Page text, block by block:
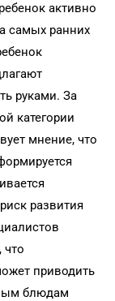
активно
самых ранних
руками. За
категории
мнение, что
развития
что
приводить
блюдам